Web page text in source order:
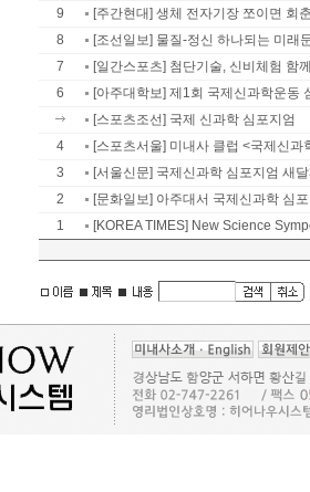
9
[주간현대] 생체 전자기장 쪼이면 회
8
[조선일보] 물질-정신 하나되는 미래
7
[일간스포츠] 첨단기술, 신비체험 함
6
[아주대학보] 제1회 국제신과학운동
[스포츠조선] 국제 신과학 심포지엄
4
[스포츠서울] 미내사 클럽 <국제신과
3
[서울신문] 국제신과학 심포지엄 새
2
[문화일보] 아주대서 국제신과학 심
1
[KOREA TIMES] New Science